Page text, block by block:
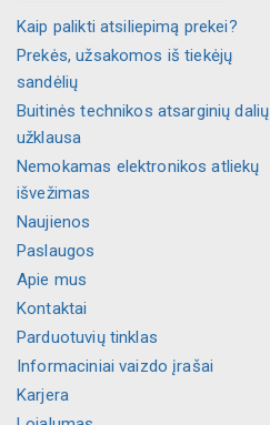
Kaip palikti atsiliepimą prekei?
Prekės, užsakomos iš tiekėjų
sandėlių
Buitinės technikos atsarginių dalių
užklausa
Nemokamas elektronikos atliekų
išvežimas
Naujienos
Paslaugos
Apie mus
Kontaktai
Parduotuvių tinklas
Informaciniai vaizdo įrašai
Karjera